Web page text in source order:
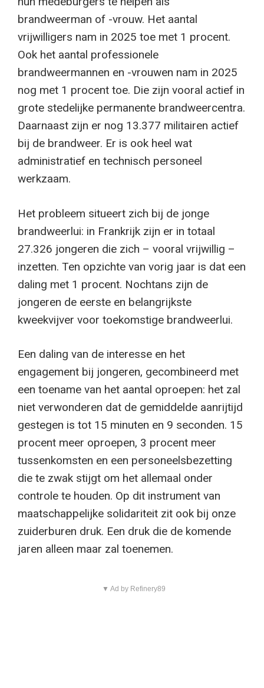
brandweerman of -vrouw. Het aantal
vrijwilligers nam in 2025 toe met 1 procent.
Ook het aantal professionele
brandweermannen en -vrouwen nam in 2025
nog met 1 procent toe. Die zijn vooral actief in
grote stedelijke permanente brandweercentra.
Daarnaast zijn er nog 13.377 militairen actief
bij de brandweer. Er is ook heel wat
administratief en technisch personeel
werkzaam.
Het probleem situeert zich bij de jonge
brandweerlui: in Frankrijk zijn er in totaal
27.326 jongeren die zich – vooral vrijwillig –
inzetten. Ten opzichte van vorig jaar is dat een
daling met 1 procent. Nochtans zijn de
jongeren de eerste en belangrijkste
kweekvijver voor toekomstige brandweerlui.
Een daling van de interesse en het
engagement bij jongeren, gecombineerd met
een toename van het aantal oproepen: het zal
niet verwonderen dat de gemiddelde aanrijtijd
gestegen is tot 15 minuten en 9 seconden. 15
procent meer oproepen, 3 procent meer
tussenkomsten en een personeelsbezetting
die te zwak stijgt om het allemaal onder
controle te houden. Op dit instrument van
maatschappelijke solidariteit zit ook bij onze
zuiderburen druk. Een druk die de komende
jaren alleen maar zal toenemen.
▼ Ad by Refinery89